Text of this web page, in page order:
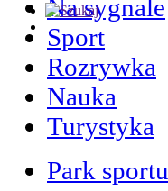
Na sygnale
Sport
Rozrywka
Nauka
Turystyka
Park sportu